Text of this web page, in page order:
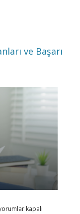
ve Başarı
kapalı